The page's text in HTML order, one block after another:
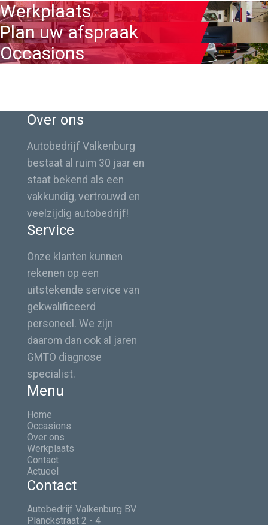
Werkplaats
Plan uw afspraak
Occasions
Over ons
Autobedrijf Valkenburg
bestaat al ruim 30 jaar en
staat bekend als een
vakkundig, vertrouwd en
veelzijdig autobedrijf!
Service
Onze klanten kunnen
rekenen op een
uitstekende service van
gekwalificeerd
personeel. We zijn
daarom dan ook al jaren
GMTO diagnose
specialist.
Menu
Home
Occasions
Over ons
Werkplaats
Contact
Actueel
Contact
Autobedrijf Valkenburg BV
Planckstraat 2 - 4